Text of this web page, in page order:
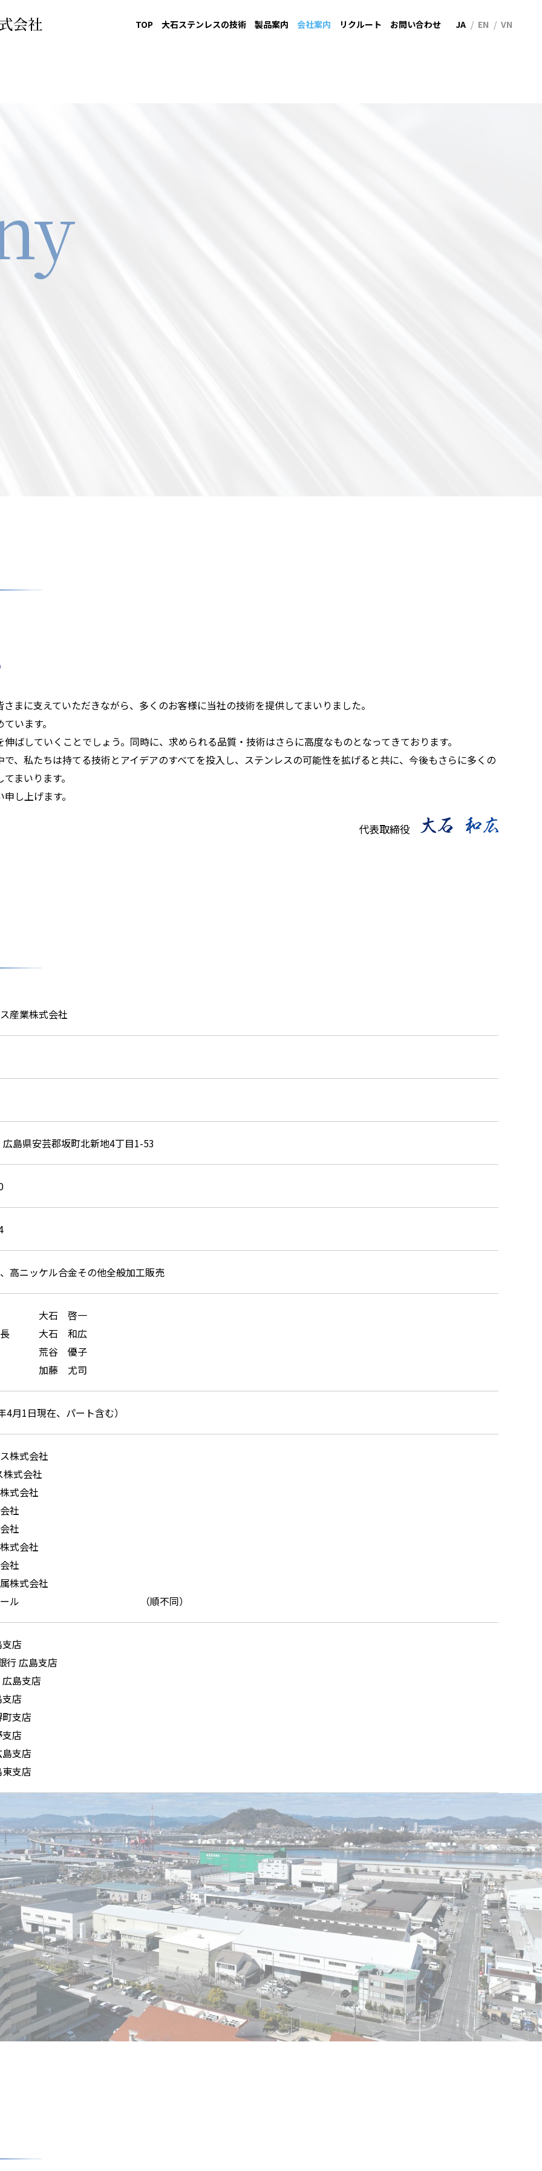
TOP 大石ステンレスの技術 製品案内 会社案内 リクルート お問い合わせ EN
JA VN
まに支えていただきながら、多くのお客様に当社の技術を提供してまいりました。
います。
ばしていくことでしょう。同時に、求められる品質・技術はさらに高度なものとなってきております。
、私たちは持てる技術とアイデアのすべてを投入し、ステンレスの可能性を拡げると共に、今後もさらに多くの
まいります。
し上げます。
代表取締役
産業株式会社
島県安芸郡坂町北新地4丁目1-53
高ニッケル合金その他全般加工販売
大石 啓一
大石 和広
荒谷 優子
加藤 尤司
4月1日現在、パート含む）
株式会社
株式会社
式会社
社
社
式会社
社
株式会社
ル
（順不同）
店
行 広島支店
島支店
店
支店
店
支店
支店